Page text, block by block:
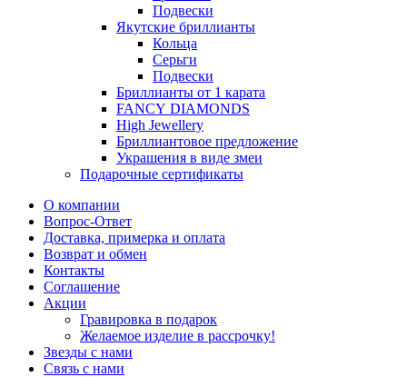
Подвески
Якутские бриллианты
Кольца
Серьги
Подвески
Бриллианты от 1 карата
FANCY DIAMONDS
High Jewellery
Бриллиантовое предложение
Украшения в виде змеи
Подарочные сертификаты
О компании
Вопрос-Ответ
Доставка, примерка и оплата
Возврат и обмен
Контакты
Соглашение
Акции
Гравировка в подарок
Желаемое изделие в рассрочку!
Звезды с нами
Связь с нами